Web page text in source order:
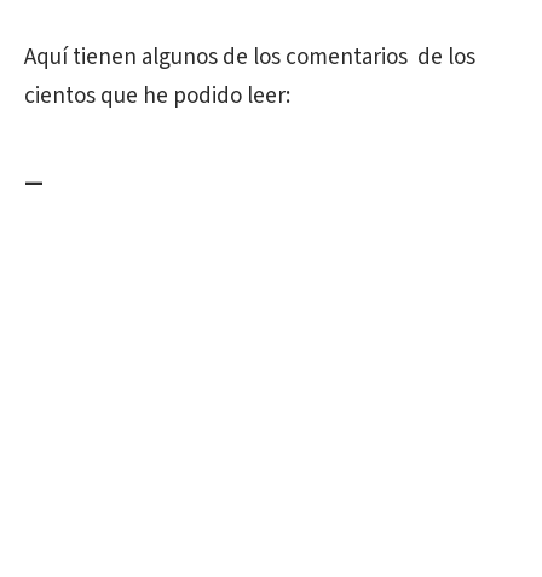
Aquí tienen algunos de los comentarios de los
cientos que he podido leer:
—